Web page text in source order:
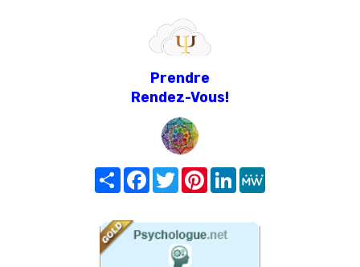
Prendre
Rendez-Vous!
Share FacebookTwitterPinterest
LinkedIn